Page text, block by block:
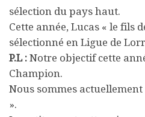
sélection du pays haut.
Cette année, Lucas « le fils
sélectionné en Ligue de
P.L : Notre objectif cette
Champion.
Nous sommes
».